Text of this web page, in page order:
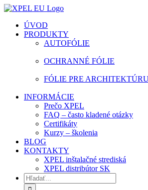
Skip
content
facebook
instagram
youtube
ÚVOD
PRODUKTY
AUTOFÓLIE
OCHRANNÉ FÓLIE
FÓLIE PRE
INFORMÁCIE
Prečo XPEL
FAQ – často kladené otázky
Certifikáty
Kurzy – školenia
BLOG
KONTAKTY
XPEL inštalačné strediská
XPEL distribútor SK
Hľadať: